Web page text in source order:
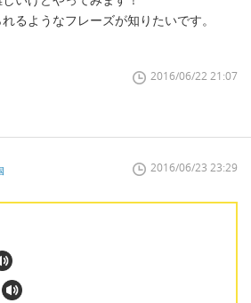
るようなフレーズが知りたいです。
2016/06/22 21:07
2016/06/23 23:29